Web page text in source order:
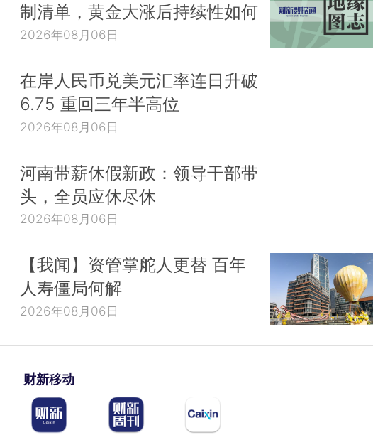
制清单，黄金大涨后持续性如何
2026年08月06日
在岸人民币兑美元汇率连日升破
6.75 重回三年半高位
2026年08月06日
河南带薪休假新政：领导干部带
头，全员应休尽休
2026年08月06日
【我闻】资管掌舵人更替 百年
人寿僵局何解
2026年08月06日
财新移动